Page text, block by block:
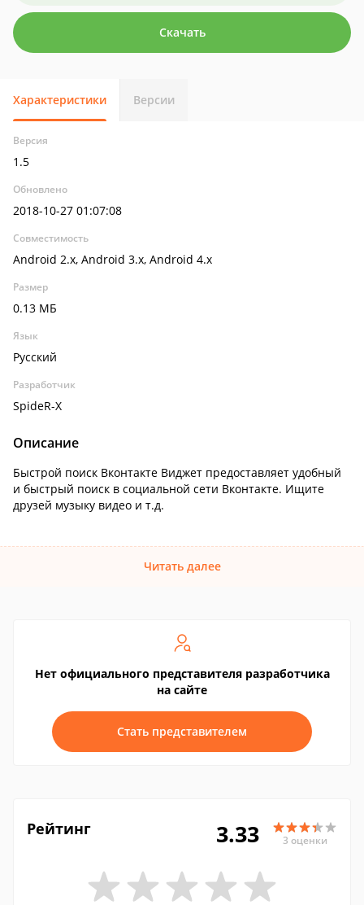
Скачать
Характеристики Версии
Версия
1.5
Обновлено
2018-10-27 01:07:08
Совместимость
Android 2.x, Android 3.x, Android 4.x
Размер
0.13 МБ
Язык
Русский
Разработчик
SpideR-X
Описание
Быстрой поиск Вконтакте Виджет предоставляет удобный
и быстрый поиск в социальной сети Вконтакте. Ищите
друзей музыку видео и т.д.
Читать далее
Нет официального представителя разработчика
на сайте
Стать представителем
Рейтинг 3.33 3 оценки